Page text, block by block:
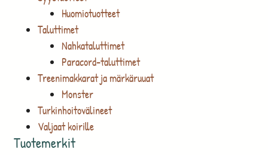
Huomiotuotteet
Taluttimet
Nahkataluttimet
Paracord-taluttimet
Treenimakkarat ja märkäruuat
Monster
Turkinhoitovälineet
Valjaat koirille
Tuotemerkit